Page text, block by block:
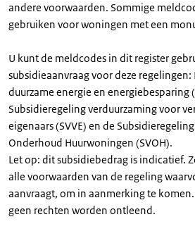
andere voorwaarden. Sommige
gebruiken voor woningen met een
U kunt de meldcodes in dit register
subsidieaanvraag voor deze regelingen:
duurzame energie en energiebesparing
Subsidieregeling verduurzaming voor
eigenaars (SVVE) en de
Onderhoud Huurwoningen (SVOH).
Let op: dit subsidiebedrag is indicatief.
alle voorwaarden van de regeling
aanvraagt, om in aanmerking te
geen rechten worden ontleend.